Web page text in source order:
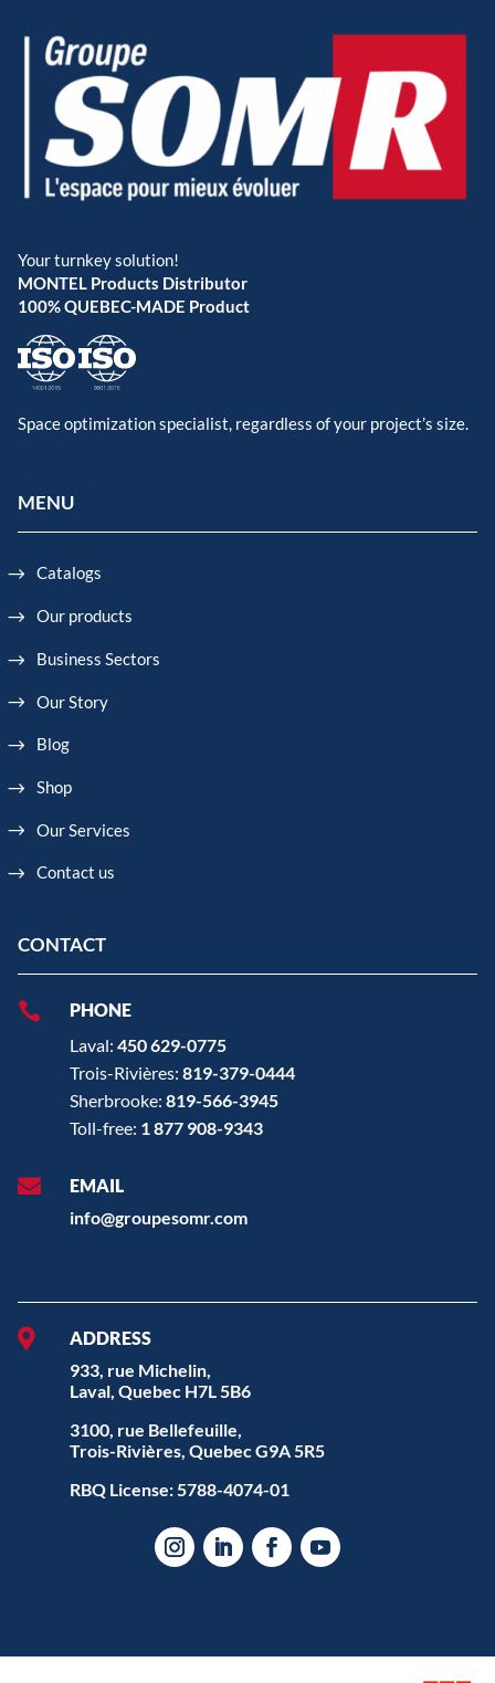
Your turnkey solution!
MONTEL Products Distributor
100% QUEBEC-MADE Product
Space optimization specialist, regardless of your project’s size.
MENU
Catalogs
Our products
Business Sectors
Our Story
Blog
Shop
Our Services
Contact us
CONTACT

PHONE
Laval: 450 629-0775
Trois-Rivières: 819-379-0444
Sherbrooke: 819-566-3945
Toll-free: 1 877 908-9343

EMAIL
info@groupesomr.com

ADDRESS
933, rue Michelin,
Laval, Quebec H7L 5B6
3100, rue Bellefeuille,
Trois-Rivières, Quebec G9A 5R5
RBQ License: 5788-4074-01